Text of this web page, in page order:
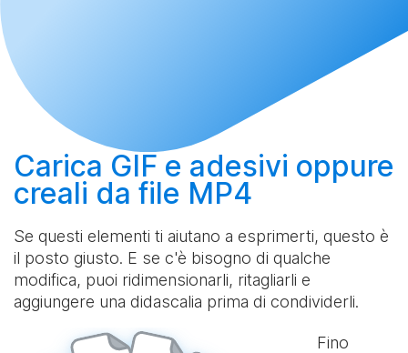
Carica GIF e adesivi oppure
creali da file MP4
Se questi elementi ti aiutano a esprimerti, questo è
il posto giusto. E se c'è bisogno di qualche
modifica, puoi ridimensionarli, ritagliarli e
aggiungere una didascalia prima di condividerli.
Fino